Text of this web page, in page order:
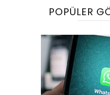
POPÜLER